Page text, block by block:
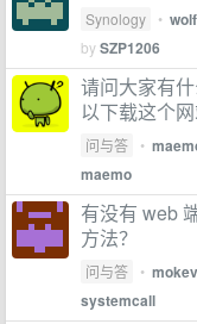
Synology •
bySZP1206
请问大家有
以下载这个
问与答 •
maemo
有没有 web
方法？
问与答 •
systemcall